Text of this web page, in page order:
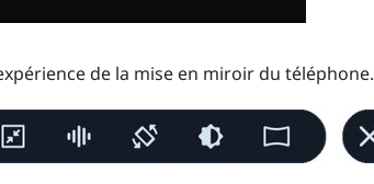
de la mise en miroir du téléphone.